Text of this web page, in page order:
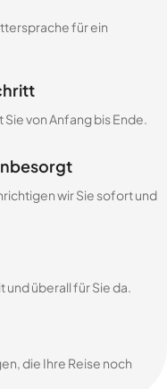
für ein
von Anfang bis Ende.
wir Sie sofort und
und überall für Sie da.
die Ihre Reise noch